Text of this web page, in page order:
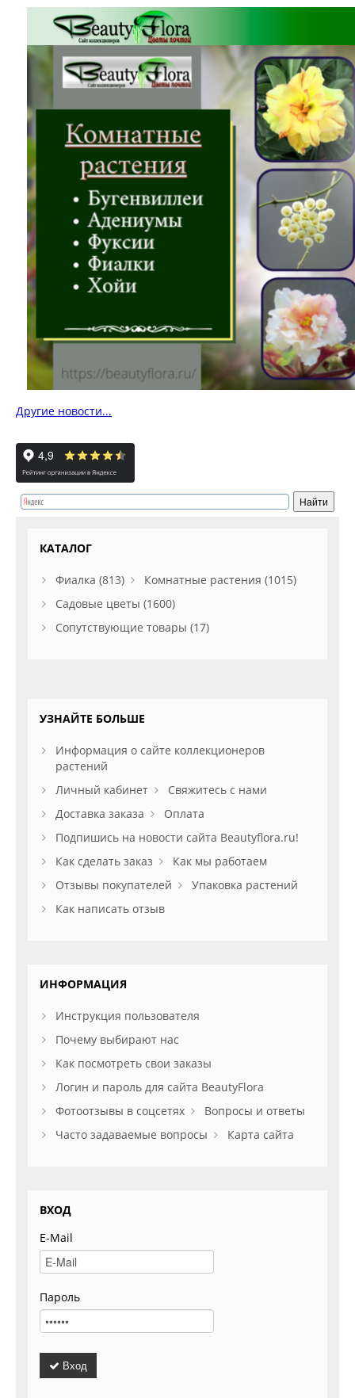
Другие новости...
КАТАЛОГ
Фиалка (813)
Комнатные растения (1015)
Садовые цветы (1600)
Сопутствующие товары (17)
УЗНАЙТЕ БОЛЬШЕ
Информация о сайте коллекционеров
растений
Личный кабинет
Свяжитесь с нами
Доставка заказа
Оплата
Подпишись на новости сайта Beautyflora.ru!
Как сделать заказ
Как мы работаем
Отзывы покупателей
Упаковка растений
Как написать отзыв
ИНФОРМАЦИЯ
Инструкция пользователя
Почему выбирают нас
Как посмотреть свои заказы
Логин и пароль для сайта BeautyFlora
Фотоотзывы в соцсетях
Вопросы и ответы
Часто задаваемые вопросы
Карта сайта
ВХОД
E-Mail
Пароль
Вход